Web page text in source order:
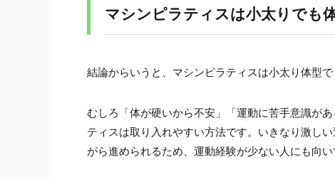
3.
ぴったりしたスパッツは必須ではな
小太り・運動苦手さんが体験レッス
5-1.
初心者向けクラスがあるか
少人数またはパーソナル対応があるか
マシンピラティスは小太りでも
結論からいうと、マシンピラティスは小太り体型
むしろ「体が硬いから不安」「運動に苦手意識が
ティスは取り入れやすい方法です。いきなり激し
がら進められるため、運動経験が少ない人にも向い